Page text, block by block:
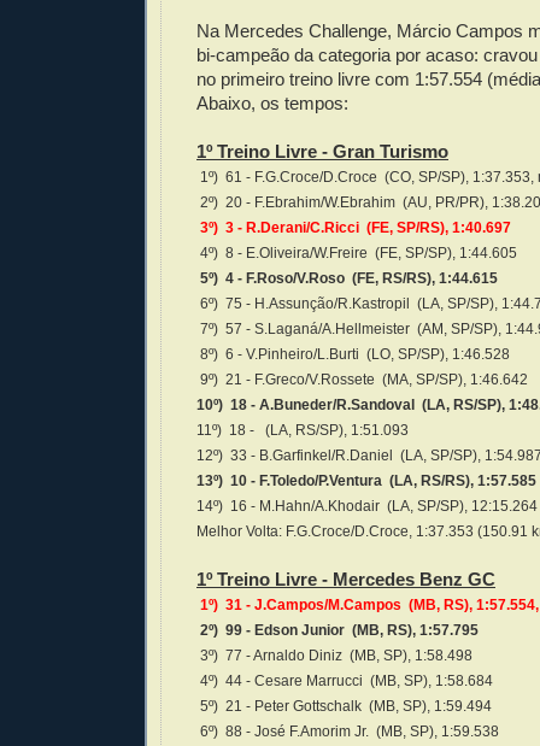
Na Mercedes Challenge, Márcio Campos
bi-campeão da categoria por acaso:
no primeiro treino livre com 1:57.554
Abaixo, os tempos:
1º Treino Livre - Gran Turismo
1º) 61 - F.G.Croce/D.Croce (CO, SP/SP),
2º) 20 - F.Ebrahim/W.Ebrahim (AU, PR/PR),
3º) 3 - R.Derani/C.Ricci (FE, SP/RS), 1:40.697
4º) 8 - E.Oliveira/W.Freire (FE, SP/SP), 1:44.605
5º) 4 - F.Roso/V.Roso (FE, RS/RS), 1:44.615
6º) 75 - H.Assunção/R.Kastropil (LA, SP/SP),
7º) 57 - S.Laganá/A.Hellmeister (AM, SP/SP),
8º) 6 - V.Pinheiro/L.Burti (LO, SP/SP), 1:46.528
9º) 21 - F.Greco/V.Rossete (MA, SP/SP), 1:46.642
10º) 18 - A.Buneder/R.Sandoval (LA, RS/SP),
11º) 18 - (LA, RS/SP), 1:51.093
12º) 33 - B.Garfinkel/R.Daniel (LA, SP/SP),
13º) 10 - F.Toledo/P.Ventura (LA, RS/RS), 1:57.585
14º) 16 - M.Hahn/A.Khodair (LA, SP/SP), 12:15.264
Melhor Volta: F.G.Croce/D.Croce, 1:37.353 (150.91
1º Treino Livre - Mercedes Benz GC
1º) 31 - J.Campos/M.Campos (MB, RS),
2º) 99 - Edson Junior (MB, RS), 1:57.795
3º) 77 - Arnaldo Diniz (MB, SP), 1:58.498
4º) 44 - Cesare Marrucci (MB, SP), 1:58.684
5º) 21 - Peter Gottschalk (MB, SP), 1:59.494
6º) 88 - José F.Amorim Jr. (MB, SP), 1:59.538